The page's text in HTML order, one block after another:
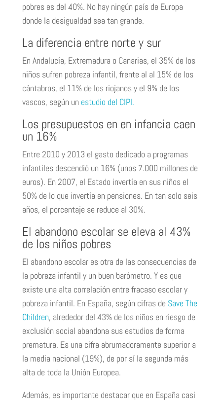
pobres es del 40%. No hay ningún país de Europa
donde la desigualdad sea tan grande.
La diferencia entre norte y sur
En Andalucía, Extremadura o Canarias, el 35% de los
niños sufren pobreza infantil, frente al al 15% de los
cántabros, el 11% de los riojanos y el 9% de los
vascos, según un estudio del CIPI.
Los presupuestos en en infancia caen
un 16%
Entre 2010 y 2013 el gasto dedicado a programas
infantiles descendió un 16% (unos 7.000 millones de
euros). En 2007, el Estado invertía en sus niños el
50% de lo que invertía en pensiones. En tan solo seis
años, el porcentaje se reduce al 30%.
El abandono escolar se eleva al 43%
de los niños pobres
El abandono escolar es otra de las consecuencias de
la pobreza infantil y un buen barómetro. Y es que
existe una alta correlación entre fracaso escolar y
pobreza infantil. En España, según cifras de Save The
Children, alrededor del 43% de los niños en riesgo de
exclusión social abandona sus estudios de forma
prematura. Es una cifra abrumadoramente superior a
la media nacional (19%), de por sí la segunda más
alta de toda la Unión Europea.
Además, es importante destacar que en España casi